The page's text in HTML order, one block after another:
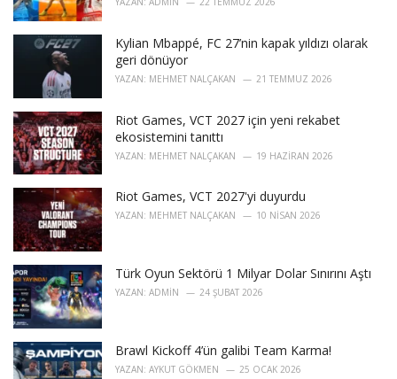
:
Kylian Mbappé, FC 27’nin kapak yıldızı olarak
geri dönüyor
YAZAN: MEHMET NALÇAKAN 21 TEMMUZ 2026
Riot Games, VCT 2027 için yeni rekabet
ekosistemini tanıttı
YAZAN: MEHMET NALÇAKAN 19 HAZIRAN 2026
Riot Games, VCT 2027'yi duyurdu
YAZAN: MEHMET NALÇAKAN 10 NISAN 2026
Türk Oyun Sektörü 1 Milyar Dolar Sınırını Aştı
YAZAN: ADMIN 24 ŞUBAT 2026
Brawl Kickoff 4’ün galibi Team Karma!
YAZAN: AYKUT GÖKMEN 25 OCAK 2026